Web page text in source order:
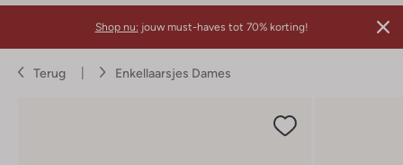
Shop nu: jouw must-haves tot 70% korting!
Terug Enkellaarsjes Dames